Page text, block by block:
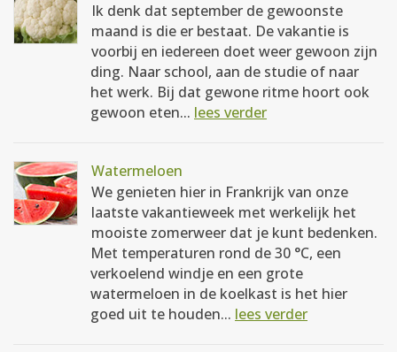
Ik denk dat september de gewoonste
maand is die er bestaat. De vakantie is
voorbij en iedereen doet weer gewoon zijn
ding. Naar school, aan de studie of naar
het werk. Bij dat gewone ritme hoort ook
gewoon eten... lees verder
Watermeloen
We genieten hier in Frankrijk van onze
laatste vakantieweek met werkelijk het
mooiste zomerweer dat je kunt bedenken.
Met temperaturen rond de 30 °C, een
verkoelend windje en een grote
watermeloen in de koelkast is het hier
goed uit te houden... lees verder